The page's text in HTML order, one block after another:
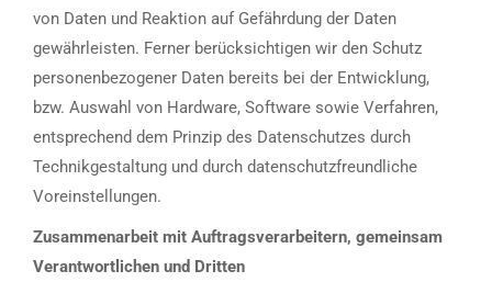
von Daten und Reaktion auf Gefährdung der Daten
gewährleisten. Ferner berücksichtigen wir den Schutz
personenbezogener Daten bereits bei der Entwicklung,
bzw. Auswahl von Hardware, Software sowie Verfahren,
entsprechend dem Prinzip des Datenschutzes durch
Technikgestaltung und durch datenschutzfreundliche
Voreinstellungen.
Zusammenarbeit mit Auftragsverarbeitern, gemeinsam
Verantwortlichen und Dritten